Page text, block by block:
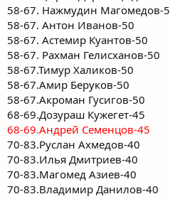
58-67. Нажмудин Магомедов-
58-67. Антон Иванов-50
58-67. Астемир Куантов-50
58-67. Рахман Гелисханов-50
58-67.Тимур Халиков-50
58-67.Амир Беруков-50
58-67.Акроман Гусигов-50
68-69.Дозураш Кужегет-45
68-69.Андрей Семенцов-45
70-83.Руслан Ахмедов-40
70-83.Илья Дмитриев-40
70-83.Магомед Азиев-40
70-83.Владимир Данилов-40